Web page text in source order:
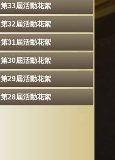
第33屆活動花絮
第32屆活動花絮
第31屆活動花絮
第30屆活動花絮
第29屆活動花絮
第28屆活動花絮